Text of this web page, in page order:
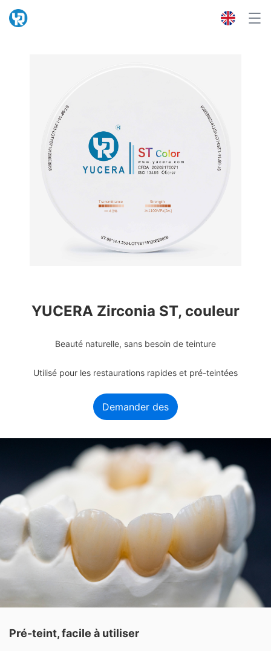
YUCERA Zirconia ST, couleur
Beauté naturelle, sans besoin de teinture
Utilisé pour les restaurations rapides et pré-teintées
Demander des
maintenant
Pré-teint, facile à utiliser